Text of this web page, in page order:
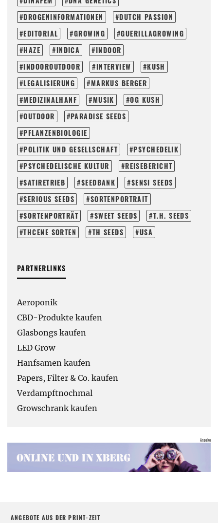
DROGENINFORMATIONEN
DUTCH PASSION
EDITORIAL
GROWING
GUERILLAGROWING
HAZE
INDICA
INDOOR
INDOOROUTDOOR
INTERVIEW
KUSH
LEGALISIERUNG
MARKUS BERGER
MEDIZINALHANF
MUSIK
OG KUSH
OUTDOOR
PARADISE SEEDS
PFLANZENBIOLOGIE
POLITIK UND GESELLSCHAFT
PSYCHEDELIK
PSYCHEDELISCHE KULTUR
REISEBERICHT
SATIRETRIEB
SEEDBANK
SENSI SEEDS
SERIOUS SEEDS
SORTENPORTRAIT
SORTENPORTRÄT
SWEET SEEDS
T.H. SEEDS
THCENE SORTEN
TH SEEDS USA
PARTNERLINKS
Aeroponik
CBD-Produkte kaufen
Glasbongs kaufen
LED Grow
Hanfsamen kaufen
Papers, Filter & Co. kaufen
Verdampftnochmal
Growschrank kaufen
ANGEBOTE AUS DER PRINT-ZEIT